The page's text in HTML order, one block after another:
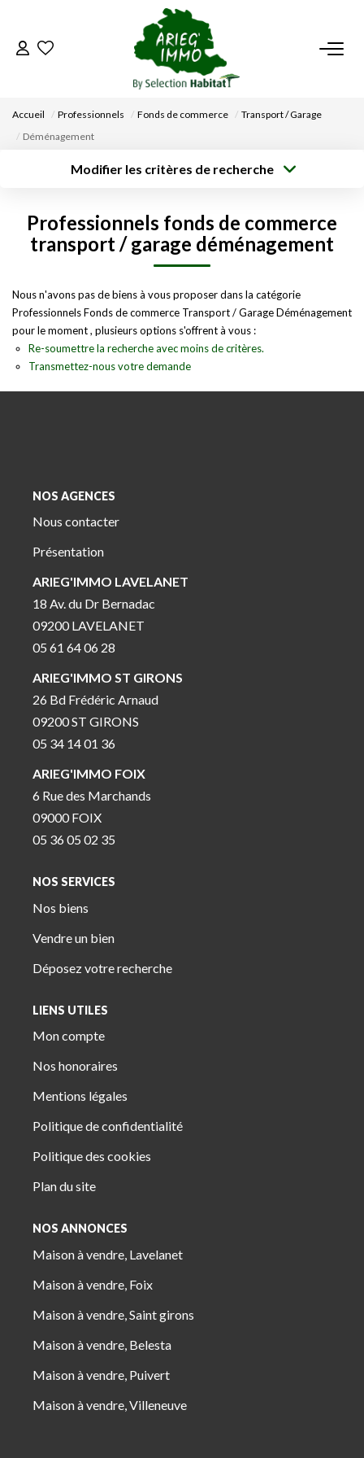
ACCUEIL
VENDRE UN BIEN
DÉPOSEZ VOTRE RECHERCHE
CONTACT
EN
Accueil Professionnels Fonds de commerce
Transport / Garage
Déménagement
Modifier les critères de recherche
Sélectionnez...
Type de bien
Surface min
Professionnels fonds de commerce
transport / garage déménagement
Nous n'avons pas de biens à vous proposer dans la catégorie
Professionnels Fonds de commerce Transport / Garage Déménagement
pour le moment , plusieurs options s'offrent à vous :
Re-soumettre la recherche avec moins de critères.
Transmettez-nous votre demande
NOS AGENCES
Nous contacter
Présentation
ARIEG'IMMO LAVELANET
18 Av. du Dr Bernadac
09200 LAVELANET
05 61 64 06 28
ARIEG'IMMO ST GIRONS
26 Bd Frédéric Arnaud
09200 ST GIRONS
05 34 14 01 36
ARIEG'IMMO FOIX
6 Rue des Marchands
09000 FOIX
05 36 05 02 35
NOS SERVICES
Nos biens
Vendre un bien
Déposez votre recherche
LIENS UTILES
Mon compte
Nos honoraires
Mentions légales
Politique de confidentialité
Politique des cookies
Plan du site
NOS ANNONCES
Maison à vendre, Lavelanet
Maison à vendre, Foix
Maison à vendre, Saint girons
Maison à vendre, Belesta
Maison à vendre, Puivert
Maison à vendre, Villeneuve